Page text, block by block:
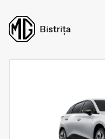
Bistrița